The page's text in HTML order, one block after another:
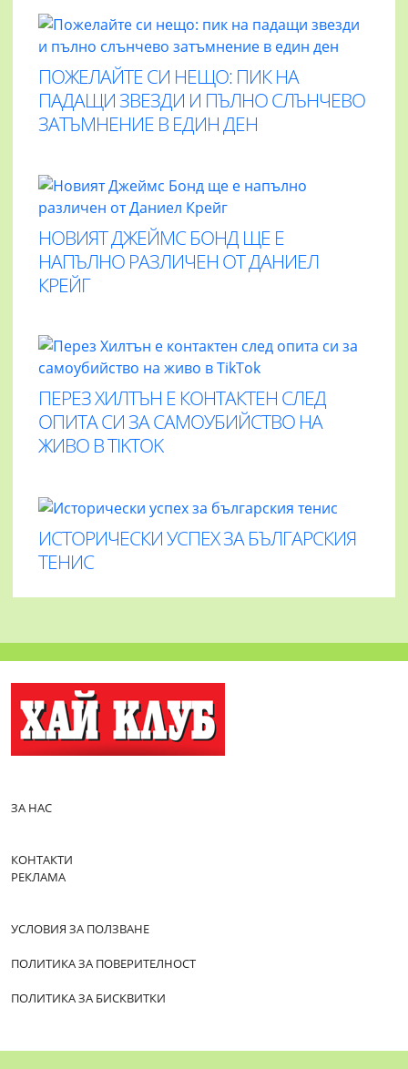
ПОЖЕЛАЙТЕ СИ НЕЩО: ПИК НА
ПАДАЩИ ЗВЕЗДИ И ПЪЛНО СЛЪНЧЕВО
ЗАТЪМНЕНИЕ В ЕДИН ДЕН
НОВИЯТ ДЖЕЙМС БОНД ЩЕ Е
НАПЪЛНО РАЗЛИЧЕН ОТ ДАНИЕЛ
КРЕЙГ
ПЕРЕЗ ХИЛТЪН Е КОНТАКТЕН СЛЕД
ОПИТА СИ ЗА САМОУБИЙСТВО НА
ЖИВО В TIKTOK
ИСТОРИЧЕСКИ УСПЕХ ЗА БЪЛГАРСКИЯ
ТЕНИС
ЗА НАС
КОНТАКТИ
РЕКЛАМА
УСЛОВИЯ ЗА ПОЛЗВАНЕ
ПОЛИТИКА ЗА ПОВЕРИТЕЛНОСТ
ПОЛИТИКА ЗА БИСКВИТКИ